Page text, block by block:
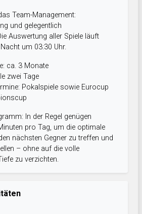
Team-Management:
und gelegentlich
Auswertung aller Spiele läuft
um 03:30 Uhr.
ca. 3 Monate
zwei Tage
Pokalspiele sowie Eurocup
In der Regel genügen
pro Tag, um die optimale
nächsten Gegner zu treffen und
– ohne auf die volle
zu verzichten.